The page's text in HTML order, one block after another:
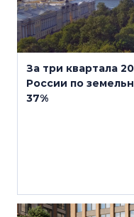
За три квартала
России по
37%